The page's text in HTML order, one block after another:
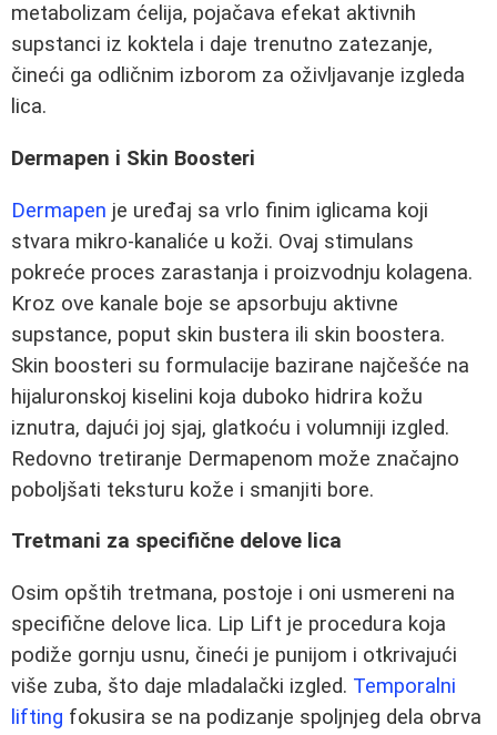
metabolizam ćelija, pojačava efekat aktivnih
supstanci iz koktela i daje trenutno zatezanje,
čineći ga odličnim izborom za oživljavanje izgleda
lica.
Dermapen i Skin Boosteri
Dermapen je uređaj sa vrlo finim iglicama koji
stvara mikro-kanaliće u koži. Ovaj stimulans
pokreće proces zarastanja i proizvodnju kolagena.
Kroz ove kanale boje se apsorbuju aktivne
supstance, poput skin bustera ili skin boostera.
Skin boosteri su formulacije bazirane najčešće na
hijaluronskoj kiselini koja duboko hidrira kožu
iznutra, dajući joj sjaj, glatkoću i volumniji izgled.
Redovno tretiranje Dermapenom može značajno
poboljšati teksturu kože i smanjiti bore.
Tretmani za specifične delove lica
Osim opštih tretmana, postoje i oni usmereni na
specifične delove lica. Lip Lift je procedura koja
podiže gornju usnu, čineći je punijom i otkrivajući
više zuba, što daje mladalački izgled. Temporalni
lifting fokusira se na podizanje spoljnjeg dela obrva